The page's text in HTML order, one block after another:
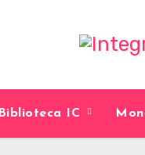
Biblioteca IC